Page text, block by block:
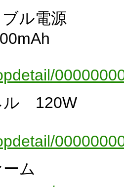
ル電源
ル 120W
ム